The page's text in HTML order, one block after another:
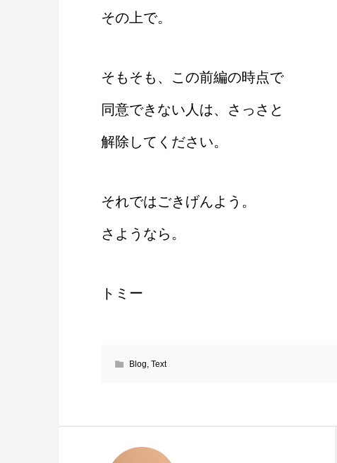
その上で。
そもそも、この前編の時点で
同意できない人は、さっさと
解除してください。
それではごきげんよう。
さようなら。
トミー
Blog,Text